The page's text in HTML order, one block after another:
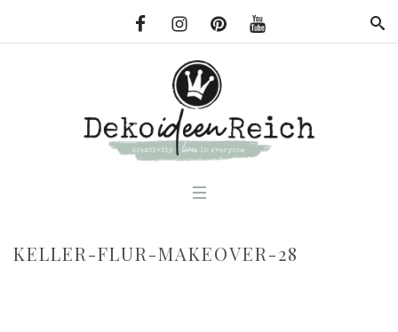
KELLER-FLUR-MAKEOVER-28